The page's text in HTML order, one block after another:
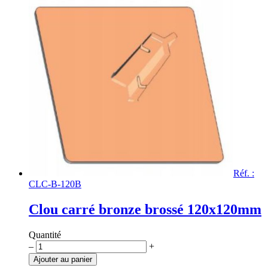
carré
120x120mm
en
bronze
grenaillé
Réf. :
CLC-B-120B
Clou carré bronze brossé 120x120mm
Quantité
quantité
de
– +
Ajouter au panier